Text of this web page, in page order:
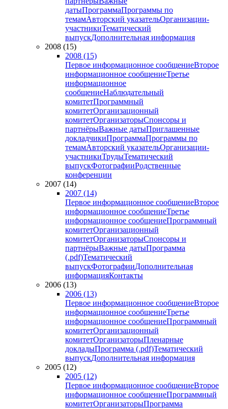
датыПрограммаПрограммы по
темамАвторский указательОрганизации-
участникиТематический
выпускДополнительная информация
2008 (15)
2008 (15)
Первое информационное сообщениеВторое
информационное сообщениеТретье
информационное
сообщениеНаблюдательный
комитетПрограммный
комитетОрганизационный
комитетОрганизаторыСпонсоры и
партнёрыВажные датыПриглашенные
докладчикиПрограммаПрограммы по
темамАвторский указательОрганизации-
участникиТрудыТематический
выпускФотографииРодственные
конференции
2007 (14)
2007 (14)
Первое информационное сообщениеВторое
информационное сообщениеТретье
информационное сообщениеПрограммный
комитетОрганизационный
комитетОрганизаторыСпонсоры и
партнёрыВажные датыПрограмма
(.pdf)Тематический
выпускФотографииДополнительная
информацияКонтакты
2006 (13)
2006 (13)
Первое информационное сообщениеВторое
информационное сообщениеТретье
информационное сообщениеПрограммный
комитетОрганизационный
комитетОрганизаторыПленарные
докладыПрограмма (.pdf)Тематический
выпускДополнительная информация
2005 (12)
2005 (12)
Первое информационное сообщениеВторое
информационное сообщениеПрограммный
комитетОрганизаторыПрограмма